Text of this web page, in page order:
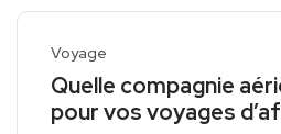
Voyage
Quelle compagnie
pour vos voyages